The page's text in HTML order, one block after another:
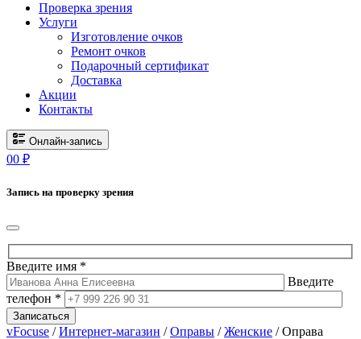
Проверка зрения
Услуги
Изготовление очков
Ремонт очков
Подарочный сертификат
Доставка
Акции
Контакты
Онлайн-запись
00 ₽
Запись на проверку зрения
Введите имя *
Введите
телефон *
Записаться
vFocuse /Интернет-магазин /Оправы /Женские / Оправа